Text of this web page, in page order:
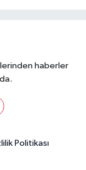
haberler
Politikası